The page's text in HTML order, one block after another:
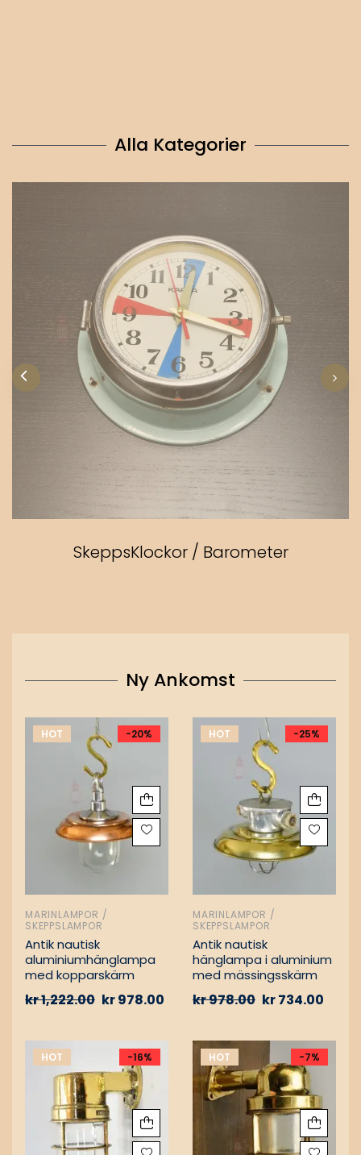
Alla Kategorier
SkeppsKlockor / Barometer
Ny Ankomst
HOT -20%
MARINLAMPOR /
SKEPPSLAMPOR
Antik nautisk
aluminiumhänglampa
med kopparskärm
kr1,222.00 kr978.00
HOT -25%
MARINLAMPOR /
SKEPPSLAMPOR
Antik nautisk
hänglampa i aluminium
med mässingsskärm
kr978.00 kr734.00
HOT -16% HOT -7%